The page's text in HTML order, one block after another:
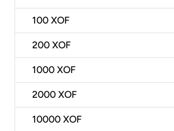
100 XOF
200 XOF
1000 XOF
2000 XOF
10000 XOF